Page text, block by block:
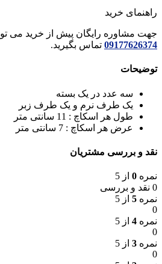
راهنمای خرید
جهت مشاوره رایگان پیش از خرید می
09177626374 تماس بگیرید.
توضیحات
سه عدد در یک بسته
یک طرف نرم و یک طرف زبر
طول هر اسکاچ : 11 سانتی متر
عرض هر اسکاچ : 7 سانتی متر
نقد و بررسی مشتریان
نمره 0 از 5
0 نقد و بررسی
نمره 5 از 5
0
نمره 4 از 5
0
نمره 3 از 5
0